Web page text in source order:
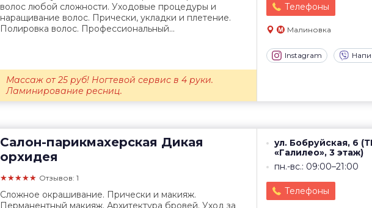
Телефоны
Малиновка
Instagram
волос любой сложности. Уходовые процедуры и
наращивание волос. Прически, укладки и плетение.
Полировка волос. Профессиональный...
Массаж от 25 руб! Ногтевой сервис в 4 руки.
Ламинирование ресниц.
Салон-парикмахерская Дикая
орхидея
★★★★★ Отзывов: 1
ул. Бобруйская, 6
«Галилео», 3 этаж)
пн.-вс.: 09:00–21:00
Телефоны
Сложное окрашивание. Прически и макияж.
Перманентный макияж. Архитектура бровей. Уход за